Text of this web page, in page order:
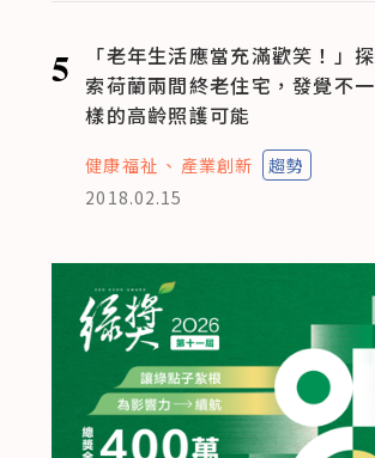
5
「老年生活應當充滿歡笑！」探
索荷蘭兩間終老住宅，發覺不一
樣的高齡照護可能
健康福祉 產業創新
趨勢
2018.02.15